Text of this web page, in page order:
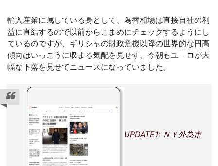
輸入産業に属している身として、為替相場は直接自社の利
益に直結するので以前からこまめにチェックするようにし
ているのですが、ギリシャの財政危機以降の世界的な円高
傾向はいっこうに収まる気配を見せず、今朝もユーロが大
幅な下落を見せてニュースになっていました。
UPDATE1: ＮＹ外為市